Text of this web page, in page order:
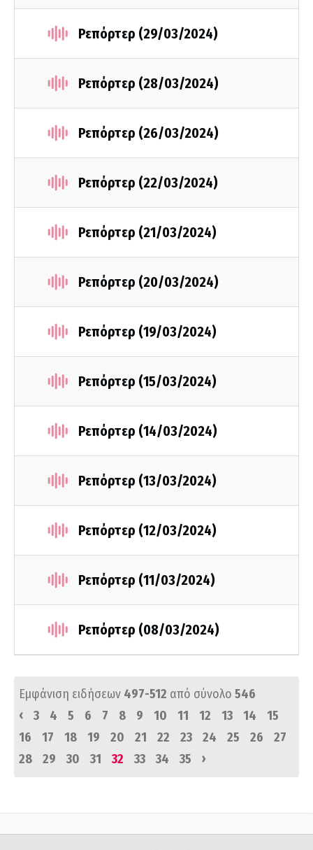
Ρεπόρτερ (29/03/2024)
Ρεπόρτερ (28/03/2024)
Ρεπόρτερ (26/03/2024)
Ρεπόρτερ (22/03/2024)
Ρεπόρτερ (21/03/2024)
Ρεπόρτερ (20/03/2024)
Ρεπόρτερ (19/03/2024)
Ρεπόρτερ (15/03/2024)
Ρεπόρτερ (14/03/2024)
Ρεπόρτερ (13/03/2024)
Ρεπόρτερ (12/03/2024)
Ρεπόρτερ (11/03/2024)
Ρεπόρτερ (08/03/2024)
Εμφάνιση ειδήσεων 497-512 από σύνολο 546
‹
3 4 5 6 7 8 9 10 11 12 13 14
15
16
17 18 19 20 21 22 23 24 25 26
27
28
29 30 31 32 33 34 35 ›